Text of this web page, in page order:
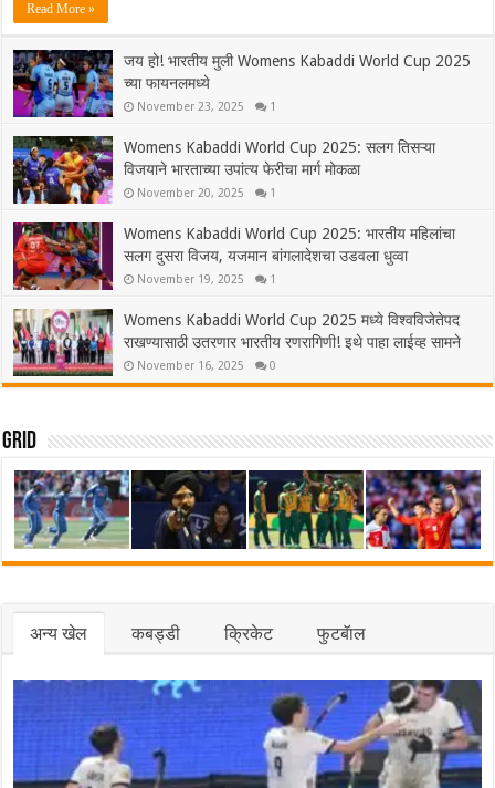
Read More »
जय हो! भारतीय मुली Womens Kabaddi World Cup 2025
च्या फायनलमध्ये
November 23, 2025 1
Womens Kabaddi World Cup 2025: सलग तिसऱ्या
विजयाने भारताच्या उपांत्य फेरीचा मार्ग मोकळा
November 20, 2025 1
Womens Kabaddi World Cup 2025: भारतीय महिलांचा
सलग दुसरा विजय, यजमान बांगलादेशचा उडवला धुव्वा
November 19, 2025 1
Womens Kabaddi World Cup 2025 मध्ये विश्वविजेतेपद
राखण्यासाठी उतरणार भारतीय रणरागिणी! इथे पाहा लाईव्ह सामने
November 16, 2025 0
Grid
अन्य खेल कबड्डी क्रिकेट फुटबॅाल